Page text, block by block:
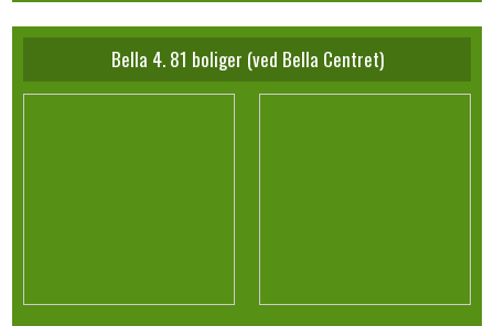
Bella 4. 81 boliger (ved Bella Centret)